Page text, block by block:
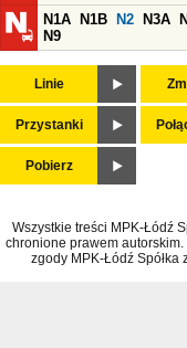
N1A
N1B N2 N3A
N9
Linie
Przystanki
Pobierz
Wszystkie treści MPK-Łódź
chronione prawem
zgody MPK-Łódź Spółka